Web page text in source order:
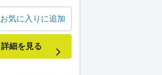
お気に入りに追加
詳細を見る